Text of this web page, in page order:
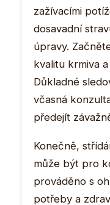
zažívacími
dosavadní
úpravy.
kvalitu krmiva
Důkladné
včasná
předejít
Konečně,
může být pro
prováděno s
potřeby a